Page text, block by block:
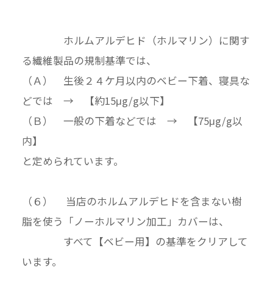
ホルムアルデヒド（ホルマリン）に関す
る繊維製品の規制基準では、
（Ａ） 生後２４ケ月以内のベビー下着、寝具な
どでは → 【約15μg/g以下】
（Ｂ） 一般の下着などでは → 【75μg/g以
内】
と定められています。
（６） 当店のホルムアルデヒドを含まない樹
脂を使う「ノーホルマリン加工」カバーは、
すべて【ベビー用】の基準をクリアして
います。